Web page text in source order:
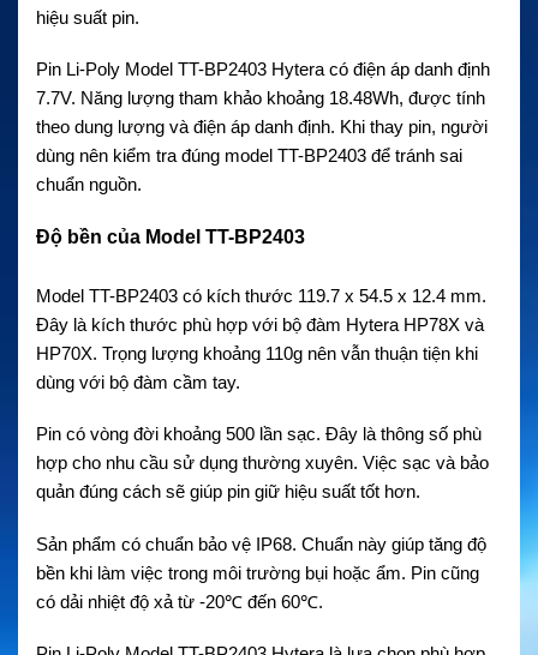
hiệu suất pin.
Pin Li-Poly Model TT-BP2403 Hytera có điện áp danh định
7.7V. Năng lượng tham khảo khoảng 18.48Wh, được tính
theo dung lượng và điện áp danh định. Khi thay pin, người
dùng nên kiểm tra đúng model TT-BP2403 để tránh sai
chuẩn nguồn.
Độ bền của Model TT-BP2403
Model TT-BP2403 có kích thước 119.7 x 54.5 x 12.4 mm.
Đây là kích thước phù hợp với bộ đàm Hytera HP78X và
HP70X. Trọng lượng khoảng 110g nên vẫn thuận tiện khi
dùng với bộ đàm cầm tay.
Pin có vòng đời khoảng 500 lần sạc. Đây là thông số phù
hợp cho nhu cầu sử dụng thường xuyên. Việc sạc và bảo
quản đúng cách sẽ giúp pin giữ hiệu suất tốt hơn.
Sản phẩm có chuẩn bảo vệ IP68. Chuẩn này giúp tăng độ
bền khi làm việc trong môi trường bụi hoặc ẩm. Pin cũng
có dải nhiệt độ xả từ -20℃ đến 60℃.